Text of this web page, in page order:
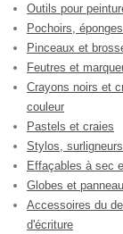
Outils pour
Pochoirs,
Pinceaux et
Feutres et
Crayons noirs et
couleur
Pastels et craies
Stylos,
Effaçables à sec
Globes et
Accessoires du
d'écriture